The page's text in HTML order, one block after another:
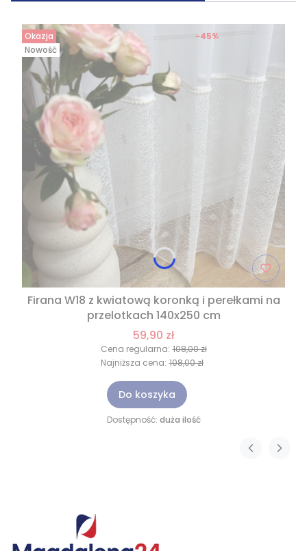
Okazja
Nowość
Firana W18 z kwiatową koronką i perełkami na
przelotkach 140x250 cm
59,90 zł
Cena regularna: 108,00 zł
-45%
Najniższa cena: 108,00 zł
Do koszyka
Dostępność: duża ilość